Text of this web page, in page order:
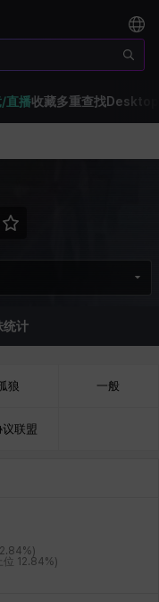
/直播收藏多重查找
统计
狼 一般
联盟
位 12.84%)